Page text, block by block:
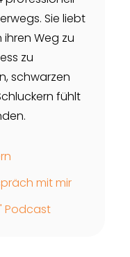
Sie liebt
Weg zu
zu
schwarzen
fühlt
mit mir
Podcast